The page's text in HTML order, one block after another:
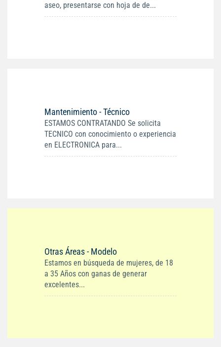
aseo, presentarse con hoja de de...
Mantenimiento - Técnico
ESTAMOS CONTRATANDO Se solicita
TECNICO con conocimiento o experiencia
en ELECTRONICA para...
Otras Áreas - Modelo
Estamos en búsqueda de mujeres, de 18
a 35 Años con ganas de generar
excelentes...